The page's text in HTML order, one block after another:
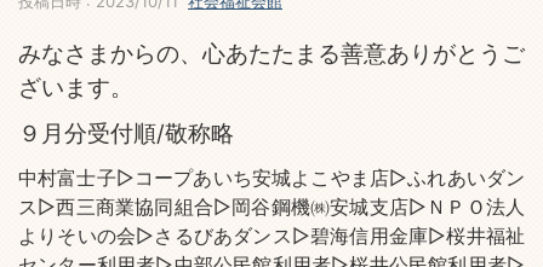
みなさまからの、心あたたまる善意ありがとうご
ざいます。
９月分受付順/敬称略
中村富士子▷コープあいち安城よこやま店▷ふれあいダン
ス▷西三商業協同組合▷岡谷鋼機㈱安城支店▷ＮＰＯ法人
よりそいの会▷さるびあダンス▷碧海信用金庫▷桜井福祉